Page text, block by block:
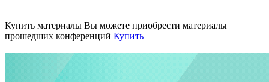
Купить материалы Вы можете приобрести материалы
прошедших конференций Купить